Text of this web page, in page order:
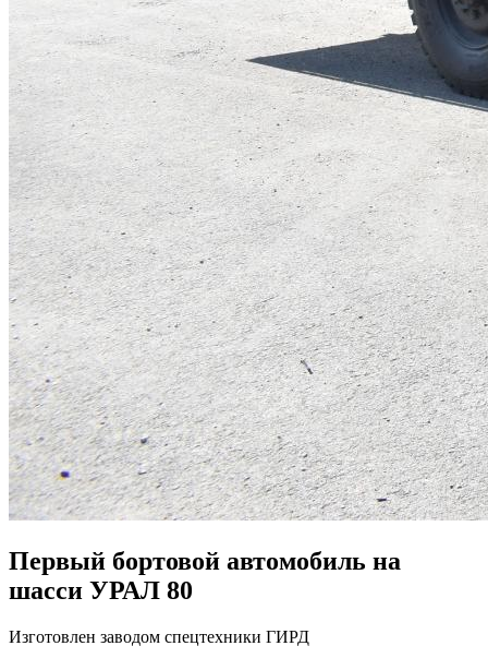
Первый бортовой автомобиль на
шасси УРАЛ 80
Изготовлен заводом спецтехники ГИРД